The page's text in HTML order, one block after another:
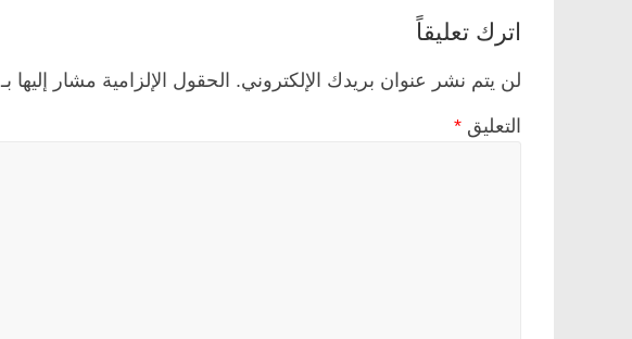
اترك تعليقاً
لن يتم نشر عنوان بريدك الإلكتروني. الحقول الإلزامية مشار إليها بـ
التعليق *